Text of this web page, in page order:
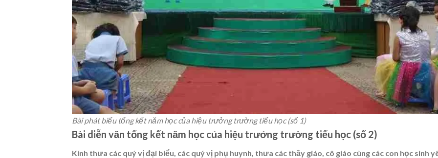
Bài phát biểu tổng kết năm học của hiệu trưởng trường tiểu học (số 1)
Bài diễn văn tổng kết năm học của hiệu trưởng trường tiểu học (số 2)
Kính thưa các quý vị đại biểu, các quý vị phụ huynh, thưa các thầy giáo, cô giáo cùng các con học sinh